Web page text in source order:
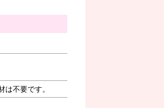
不要です。